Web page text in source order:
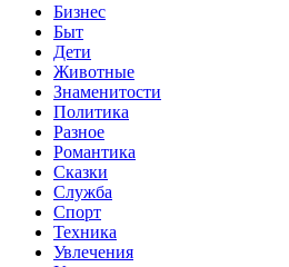
Бизнес
Быт
Дети
Животные
Знаменитости
Политика
Разное
Романтика
Сказки
Служба
Спорт
Техника
Увлечения